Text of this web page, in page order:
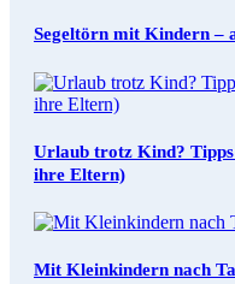
Segeltörn mit Kindern –
Urlaub trotz Kind?
ihre Eltern)
Mit Kleinkindern nach